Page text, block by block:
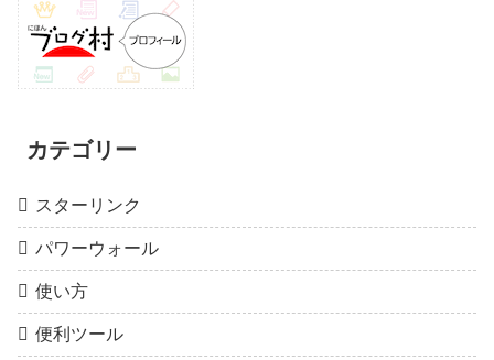
カテゴリー
スターリンク
パワーウォール
使い方
便利ツール